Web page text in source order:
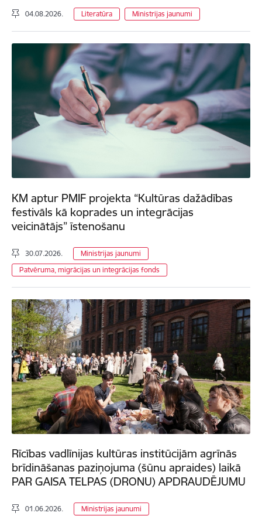
04.08.2026. Literatūra Ministrijas jaunumi
KM aptur PMIF projekta “Kultūras dažādības
festivāls kā koprades un integrācijas
veicinātājs” īstenošanu
30.07.2026.
Ministrijas jaunumi
Patvēruma, migrācijas un integrācijas fonds
Rīcības vadlīnijas kultūras institūcijām agrīnās
brīdināšanas paziņojuma (šūnu apraides) laikā
PAR GAISA TELPAS (DRONU) APDRAUDĒJUMU
01.06.2026. Ministrijas jaunumi